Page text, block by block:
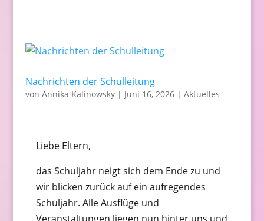
Nachrichten der Schulleitung
von Annika Kalinowsky| Juni 16, 2026| Aktuelles
Liebe Eltern,
das Schuljahr neigt sich dem Ende zu und
wir blicken zurück auf ein aufregendes
Schuljahr. Alle Ausflüge und